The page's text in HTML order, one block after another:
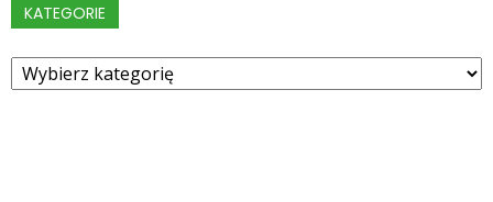
KATEGORIE
Kategorie